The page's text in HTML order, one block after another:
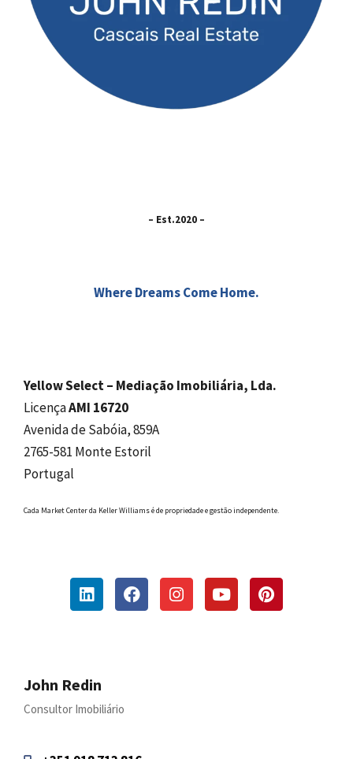
– Est.2020 –
Where Dreams Come Home.
Yellow Select – Mediação Imobiliária, Lda.
LicençaAMI 16720
Avenida de Sabóia, 859A
2765-581 Monte Estoril
Portugal
Cada Market Center da Keller Williams é de propriedade e gestão independente.
John Redin
Consultor Imobiliário